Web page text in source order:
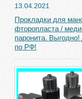
13.04.2021
Прокладки для
фторопласта /
паронита. Выгодно!
по РФ!